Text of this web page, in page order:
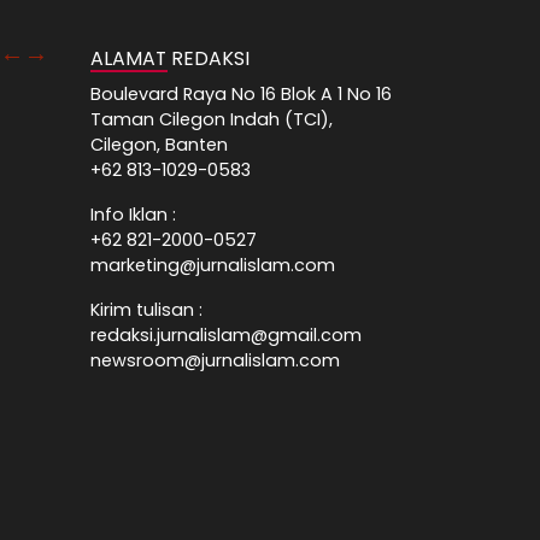
ALAMAT REDAKSI
Boulevard Raya No 16 Blok A 1 No 16
Taman Cilegon Indah (TCI),
Cilegon, Banten
+62 813-1029-0583
Info Iklan :
+62 821-2000-0527
marketing@jurnalislam.com
Kirim tulisan :
redaksi.jurnalislam@gmail.com
newsroom@jurnalislam.com